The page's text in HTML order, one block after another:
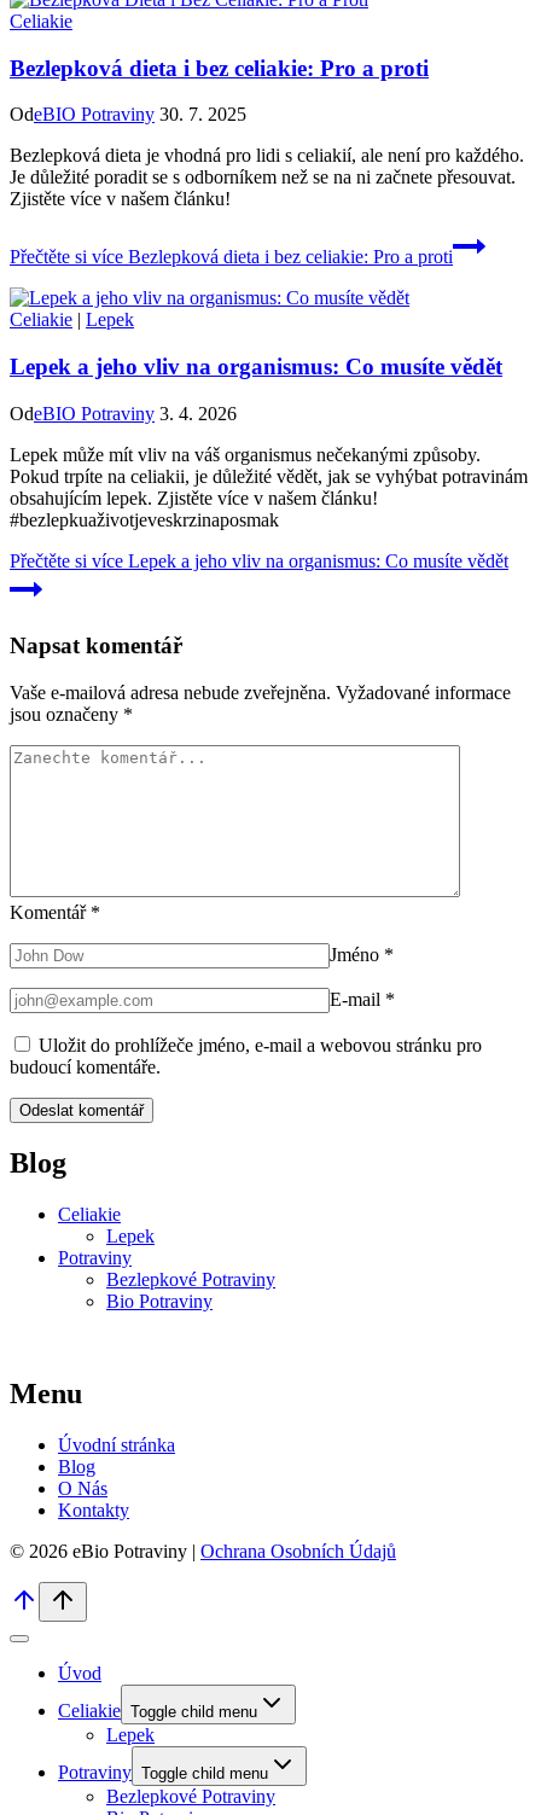
Celiakie
Bezlepková dieta i bez celiakie: Pro a proti
OdeBIO Potraviny 30. 7. 2025
Bezlepková dieta je vhodná pro lidi s celiakií, ale není pro každého.
Je důležité poradit se s odborníkem než se na ni začnete přesouvat.
Zjistěte více v našem článku!
Přečtěte si více Bezlepková dieta i bez celiakie: Pro a proti
Celiakie | Lepek
Lepek a jeho vliv na organismus: Co musíte vědět
OdeBIO Potraviny 3. 4. 2026
Lepek může mít vliv na váš organismus nečekanými způsoby.
Pokud trpíte na celiakii, je důležité vědět, jak se vyhýbat potravinám
obsahujícím lepek. Zjistěte více v našem článku!
#bezlepkuaživotjeveskrzinaposmak
Přečtěte si více Lepek a jeho vliv na organismus: Co musíte vědět
Napsat komentář
Vaše e-mailová adresa nebude zveřejněna. Vyžadované informace
jsou označeny *
Komentář *
Jméno *
E-mail *
Uložit do prohlížeče jméno, e-mail a webovou stránku pro
budoucí komentáře.
Blog
Celiakie
Lepek
Potraviny
Bezlepkové Potraviny
Bio Potraviny
Menu
Úvodní stránka
Blog
O Nás
Kontakty
© 2026 eBio Potraviny | Ochrana Osobních Údajů
Úvod
Celiakie Toggle child menu
Lepek
Potraviny Toggle child menu
Bezlepkové Potraviny